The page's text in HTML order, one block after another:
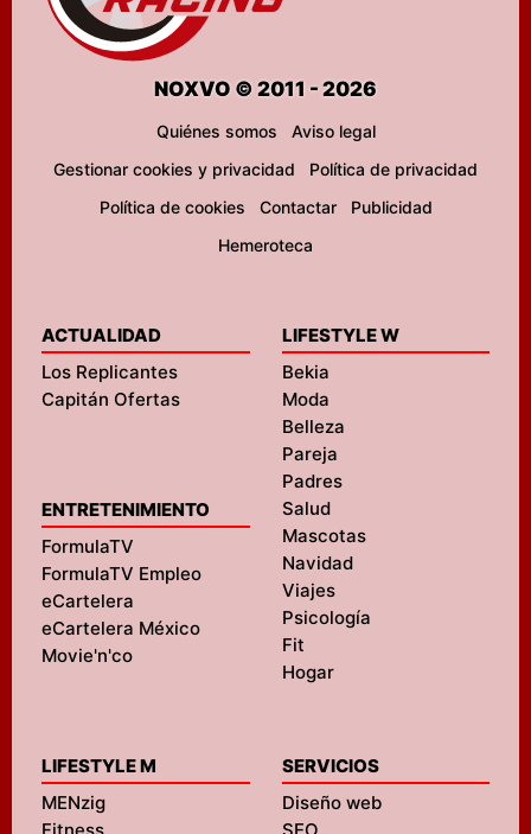
NOXVO © 2011 - 2026
Quiénes somos
Aviso legal
Gestionar cookies y privacidad
Política de privacidad
Política de cookies
Contactar
Publicidad
Hemeroteca
ACTUALIDAD
Los Replicantes
Capitán Ofertas
ENTRETENIMIENTO
FormulaTV
FormulaTV Empleo
eCartelera
eCartelera México
Movie'n'co
LIFESTYLE W
Bekia
Moda
Belleza
Pareja
Padres
Salud
Mascotas
Navidad
Viajes
Psicología
Fit
Hogar
LIFESTYLE M
MENzig
SERVICIOS
Diseño web